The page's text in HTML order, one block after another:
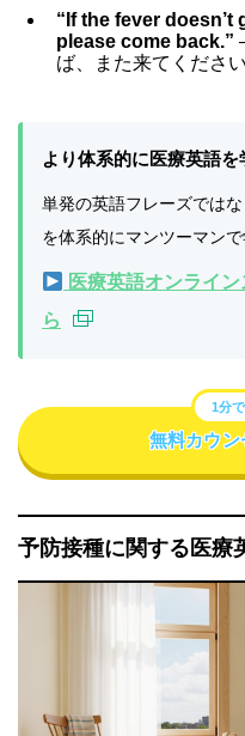
“If the fever
please come back.”
ば、また来てください
より体系的に医療英語
単発の英語フレーズでは
を体系的にマンツーマンで
医療英語オンライ
ら
1分
無料カウ
予防接種に関する医療